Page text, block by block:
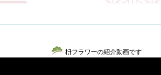
枡フラワーの紹介動画です